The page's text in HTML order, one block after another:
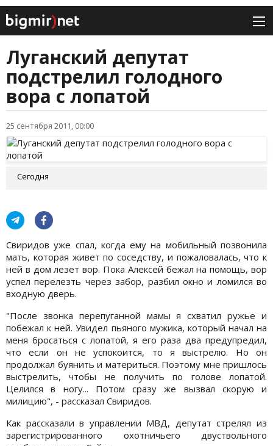
Луганский депутат
подстрелил голодного
вора с лопатой
25 сентября 2011, 00:00
Сегодня
Свиридов уже спал, когда ему на мобильный позвонила
мать, которая живет по соседству, и пожаловалась, что к
ней в дом лезет вор. Пока Алексей бежал на помощь, вор
успел перелезть через забор, разбил окно и ломился во
входную дверь.
"После звонка перепуганной мамы я схватил ружье и
побежал к ней. Увидел пьяного мужика, который начал на
меня бросаться с лопатой, я его раза два предупредил,
что если он не успокоится, то я выстрелю. Но он
продолжал буянить и материться. Поэтому мне пришлось
выстрелить, чтобы не получить по голове лопатой.
Целился в ногу... Потом сразу же вызвал скорую и
милицию", - рассказал Свиридов.
Как рассказали в управлении МВД, депутат стрелял из
зарегистрированного охотничьего двуствольного